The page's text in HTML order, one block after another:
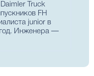
Truck
FH
junior в
год. Инженера —